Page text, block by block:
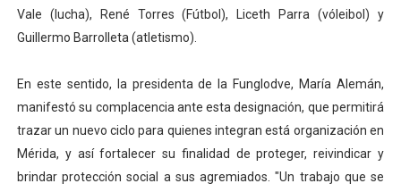
Vale (lucha), René Torres (Fútbol), Liceth Parra (vóleibol) y
Guillermo Barrolleta (atletismo).
En este sentido, la presidenta de la Funglodve, María Alemán,
manifestó su complacencia ante esta designación, que permitirá
trazar un nuevo ciclo para quienes integran está organización en
Mérida, y así fortalecer su finalidad de proteger, reivindicar y
brindar protección social a sus agremiados. "Un trabajo que se